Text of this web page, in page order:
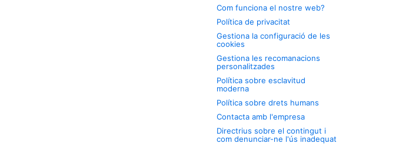
Com funciona el nostre web?
Política de privacitat
Gestiona la configuració de les
cookies
Gestiona les recomanacions
personalitzades
Política sobre esclavitud
moderna
Política sobre drets humans
Contacta amb l'empresa
Directrius sobre el contingut i
com denunciar-ne l'ús inadequat